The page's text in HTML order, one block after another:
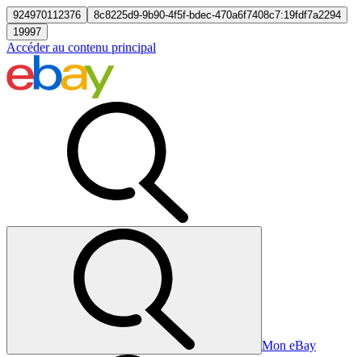
924970112376
8c8225d9-9b90-4f5f-bdec-470a6f7408c7:19fdf7a2294
19997
Accéder au contenu principal
Mon eBay